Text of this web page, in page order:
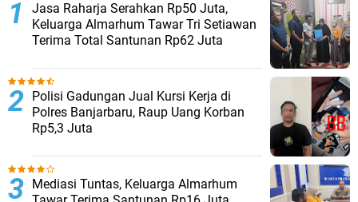
Jasa Raharja Serahkan Rp50 Juta,
Keluarga Almarhum Tawar Tri Setiawan
Terima Total Santunan Rp62 Juta
Polisi Gadungan Jual Kursi Kerja di
Polres Banjarbaru, Raup Uang Korban
Rp5,3 Juta
Mediasi Tuntas, Keluarga Almarhum